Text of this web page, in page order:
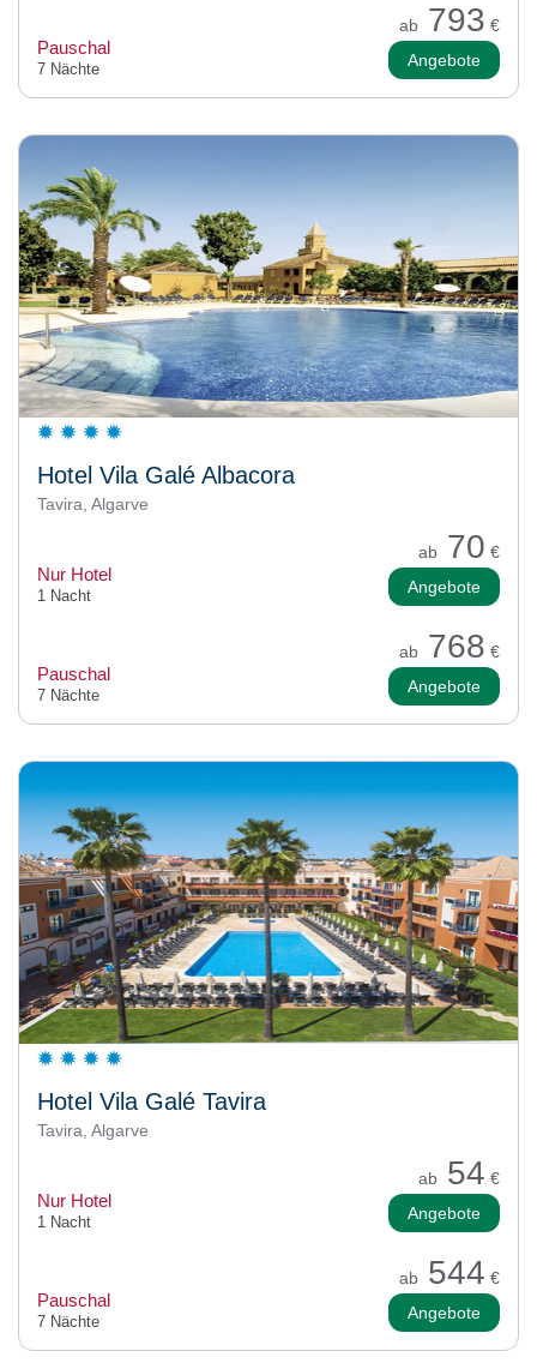
ab 793 €
Pauschal
7 Nächte Angebote
Hotel Vila Galé Albacora
Tavira, Algarve
ab 70 €
Nur Hotel
1 Nacht Angebote
ab 768 €
Pauschal
7 Nächte Angebote
Hotel Vila Galé Tavira
Tavira, Algarve
ab 54 €
Nur Hotel
1 Nacht Angebote
ab 544 €
Pauschal
7 Nächte Angebote